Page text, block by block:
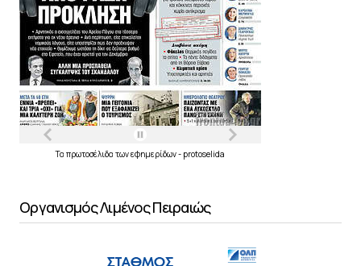
Τα πρωτοσέλιδα τωνεφημερίδων- protoselida
Οργανισμός Λιμένος Πειραιώς